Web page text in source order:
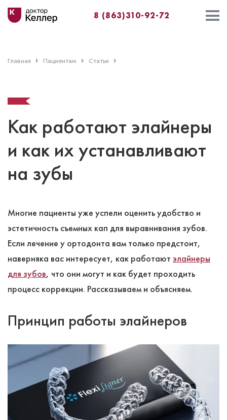
8 (863)310-92-72
Главная Пациентам Статьи
Как работают элайнеры
и как их устанавливают
на зубы
Многие пациенты уже успели оценить удобство и
эстетичность съемных кап для выравнивания зубов.
Если лечение у ортодонта вам только предстоит,
наверняка вас интересует, как работают элайнеры
для зубов, что они могут и как будет проходить
процесс коррекции. Рассказываем и объясняем.
Принцип работы элайнеров